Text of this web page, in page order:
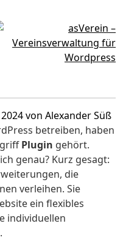
von Alexander Süß
betreiben, haben
Plugin gehört.
genau? Kurz gesagt:
die
verleihen. Sie
ein flexibles
individuellen